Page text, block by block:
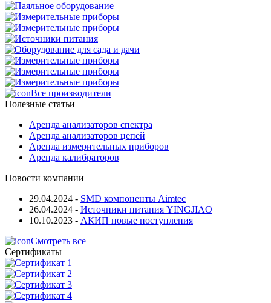
Все производители
Полезные статьи
Аренда анализаторов спектра
Аренда анализаторов цепей
Аренда измерительных приборов
Аренда калибраторов
Новости компании
29.04.2024 - SMD компоненты Aimtec
26.04.2024 - Источники питания YINGJIAO
10.10.2023 - АКИП новые поступления
Смотреть все
Сертификаты